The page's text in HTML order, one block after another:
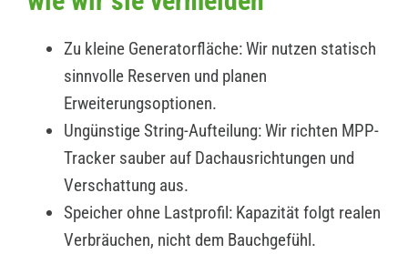
Zu kleine Generatorfläche: Wir nutzen statisch
sinnvolle Reserven und planen
Erweiterungsoptionen.
Ungünstige String-Aufteilung: Wir richten MPP-
Tracker sauber auf Dachausrichtungen und
Verschattung aus.
Speicher ohne Lastprofil: Kapazität folgt realen
Verbräuchen, nicht dem Bauchgefühl.